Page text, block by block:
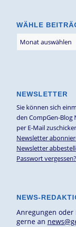
WÄHLE
NEWSLETTER
Sie können sich
den CompGen-Blog
per E-Mail
Newsletter
Newsletter
Passwort vergessen?
NEWS-
Anregungen oder
gerne an